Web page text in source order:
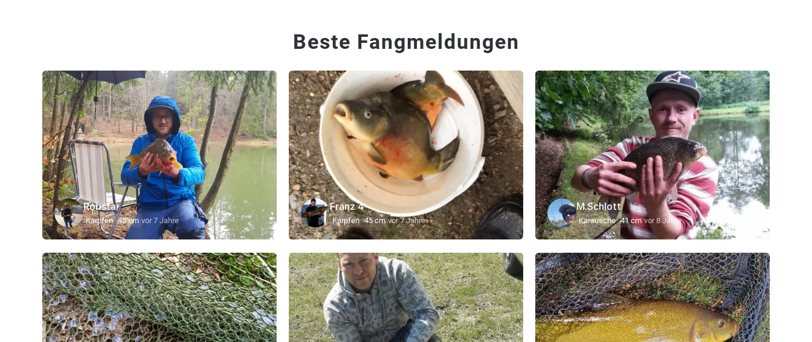
Beste Fangmeldungen
Robstar
Karpfen 45 cm vor 7 Jahre
Franz 4
Karpfen 45 cm vor 7 Jahre
M.Schlott
Karausche 41 cm vor 8 Jahre